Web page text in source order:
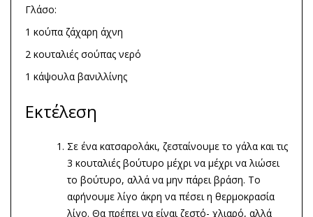
Γλάσο:
1 κούπα ζάχαρη άχνη
2 κουταλιές σούπας νερό
1 κάψουλα βανιλλίνης
Εκτέλεση
Σε ένα κατσαρολάκι, ζεσταίνουμε το γάλα και τις
3 κουταλιές βούτυρο μέχρι να μέχρι να λιώσει
το βούτυρο, αλλά να μην πάρει βράση. Το
αφήνουμε λίγο άκρη να πέσει η θερμοκρασία
λίγο. Θα πρέπει να είναι ζεστό- χλιαρό, αλλά